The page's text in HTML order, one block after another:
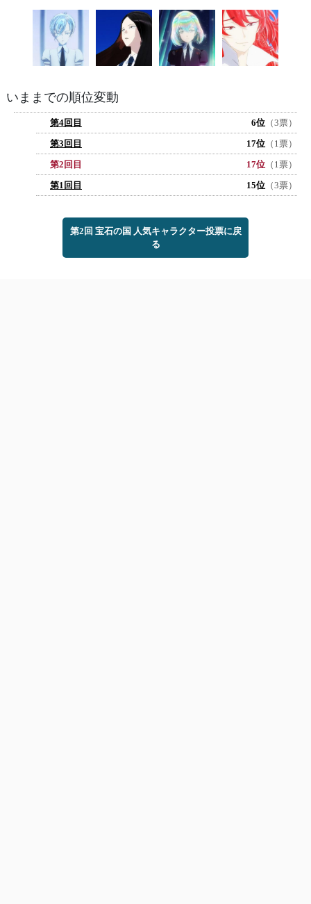
いままでの順位変動
第4回目 6位 （3票）
第3回目
17位 （1票）
第2回目
17位 （1票）
第1回目
15位 （3票）
第2回 宝石の国 人気キャラクター投票に戻
る